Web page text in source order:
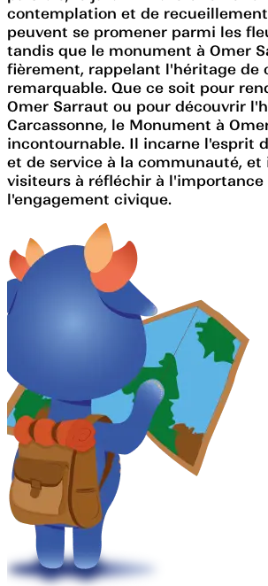
contemplation et de
peuvent se promener parmi les
tandis que le monument à Omer
fièrement, rappelant l'héritage de
remarquable. Que ce soit pour
Omer Sarraut ou pour découvrir
Carcassonne, le Monument à
incontournable. Il incarne l'esprit
et de service à la communauté, et
visiteurs à réfléchir à l'importance
l'engagement civique.